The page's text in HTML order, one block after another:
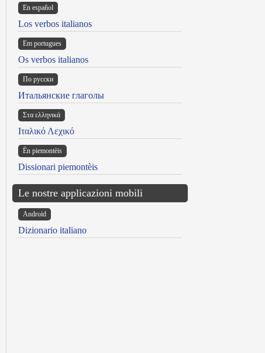
En español
Los verbos italianos
Em portugues
Os verbos italianos
По русски
Итальянские глаголы
Στα ελληνικά
Ιταλικό Λεχικό
Ën piemontèis
Dissionari piemontèis
Le nostre applicazioni mobili
Android
Dizionario italiano